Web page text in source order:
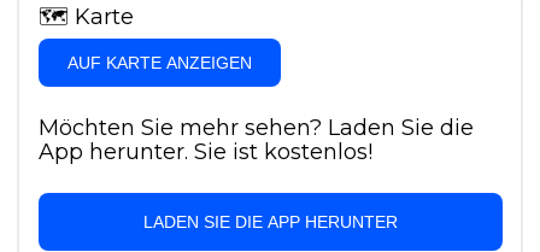
🗺 Karte
AUF KARTE ANZEIGEN
Möchten Sie mehr sehen? Laden Sie die
App herunter. Sie ist kostenlos!
LADEN SIE DIE APP HERUNTER